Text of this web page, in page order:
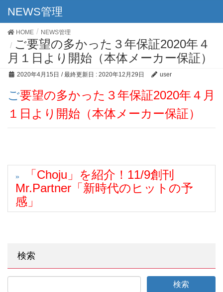
NEWS管理
HOME NEWS管理
ご要望の多かった３年保証2020年４
月１日より開始（本体メーカー保証）
2020年4月15日 / 最終更新日 : 2020年12月29日 user
ご要望の多かった３年保証2020年４月
１日より開始（本体メーカー保証）
「Choju」を紹介！11/9創刊
Mr.Partner「新時代のヒットの予
感」
検索